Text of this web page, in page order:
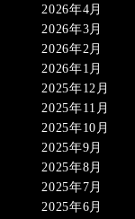
2026年4月
2026年3月
2026年2月
2026年1月
2025年12月
2025年11月
2025年10月
2025年9月
2025年8月
2025年7月
2025年6月